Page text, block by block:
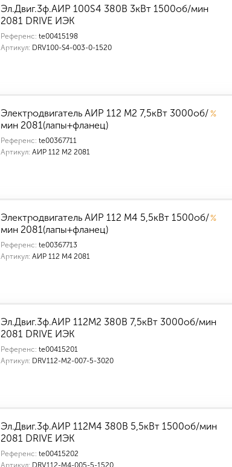
Эл.Двиг.3ф.АИР 100S4 380В 3кВт 1500об/мин
2081 DRIVE ИЭК
Референс: te00415198
Артикул: DRV100-S4-003-0-1520
Электродвигатель АИР 112 M2 7,5кВт 3000об/
мин 2081(лапы+фланец)
Референс: te00367711
Артикул: АИР 112 M2 2081
%
Электродвигатель АИР 112 M4 5,5кВт 1500об/
мин 2081(лапы+фланец)
Референс: te00367713
Артикул: АИР 112 M4 2081
%
Эл.Двиг.3ф.АИР 112M2 380В 7,5кВт 3000об/мин
2081 DRIVE ИЭК
Референс: te00415201
Артикул: DRV112-M2-007-5-3020
Эл.Двиг.3ф.АИР 112M4 380В 5,5кВт 1500об/мин
2081 DRIVE ИЭК
Референс: te00415202
Артикул: DRV112-M4-005-5-1520